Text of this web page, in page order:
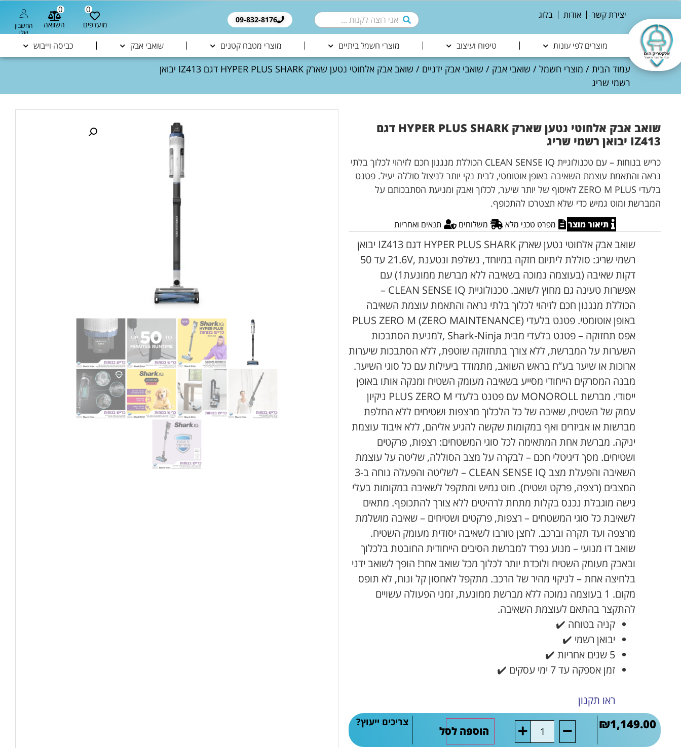
יצירת קשר אודות בלוג 09-832-8176​
מועדפים
0
השוואה
0
החשבון
שלי
מוצרים לפי עונות טיפוח ועיצוב מוצרי חשמל ביתיים מוצרי מטבח קטנים שואבי אבק כביסה וייבוש
עמוד הבית / מוצרי חשמל / שואבי אבק / שואבי אבק ידניים
/ שואב אבק אלחוטי נטען שארק HYPER PLUS SHARK דגם IZ413 יבואן
רשמי שריג
שואב אבק אלחוטי נטען שארק HYPER PLUS SHARK דגם
IZ413 יבואן רשמי שריג
כריש בנוחות – עם טכנולוגיית CLEAN SENSE IQ הכוללת מנגנון חכם לזיהוי לכלוך בלתי
נראה והתאמת עוצמת השאיבה באופן אוטומטי, לבית נקי יותר לניצול סוללה יעיל. פטנט
בלעדי ZERO M PLUS לאיסוף של יותר שיער, לכלוך ואבק ומניעת הסתבכותם על
המברשת ומוט גמיש כדי שלא תצטרכו להתכופף.
תיאור מוצר מפרט טכני מלא משלוחים תנאים ואחריות
שואב אבק אלחוטי נטען שארק HYPER PLUS SHARK דגם IZ413 יבואן
רשמי שריג: סוללת ליתיום חזקה במיוחד, נשלפת ונטענת ,21.6V עד 50
דקות שאיבה (בעוצמה נמוכה בשאיבה ללא מברשת ממונעת1) עם
אפשרות טעינה גם מחוץ לשואב. טכנולוגיית CLEAN SENSE IQ –
הכוללת מנגנון חכם לזיהוי לכלוך בלתי נראה והתאמת עוצמת השאיבה
באופן אוטומטי. פטנט בלעדי PLUS ZERO M (ZERO MAINTENANCE)
אפס תחזוקה – פטנט בלעדי מבית Shark-Ninja ,למניעת הסתבכות
השערות על המברשת, ללא צורך בתחזוקה שוטפת, ללא הסתבכות שיערות
ארוכות או שיער בע”ח בראש השואב, מתמודד ביעילות עם כל סוגי השיער.
מבנה המסרקים הייחודי מסייע בשאיבה מעומק השטיח ומנקה אותו באופן
ייסודי. מברשת MONOROLL עם פטנט בלעדי PLUS ZERO M ניקיון
עמוק של השטיח, שאיבה של כל הלכלוך מרצפות ושטיחים ללא החלפת
מברשות או אביזרים ואף במקומות שקשה להגיע אליהם, ללא איבוד עוצמת
יניקה. מברשת אחת המתאימה לכל סוגי המשטחים: רצפות, פרקטים
ושטיחים. מסך דיגיטלי חכם – לבקרה על מצב הסוללה, שליטה על עוצמת
השאיבה והפעלת מצב CLEAN SENSE IQ – לשליטה והפעלה נוחה ב-3
המצבים (רצפה, פרקט ושטיח). מוט גמיש ומתקפל לשאיבה במקומות בעלי
גישה מוגבלת נכנס בקלות מתחת לרהיטים ללא צורך להתכופף. מתאים
לשאיבת כל סוגי המשטחים – רצפות, פרקטים ושטיחים – שאיבה מושלמת
מרצפה ועד תקרה וברכב. לחצן טורבו לשאיבה יסודית מעומק השטיח.
שואב דו מנועי – מנוע נפרד למברשת הסיבים הייחודית החובטת בלכלוך
ובאבק מעומק השטיח ולוכדת יותר לכלוך מכל שואב אחר! הופך לשואב ידני
בלחיצה אחת – לניקוי מהיר של הרכב. מתקפל לאחסון קל ונוח, לא תופס
מקום. 1 בעוצמה נמוכה ללא מברשת ממונעת, זמני הפעולה עשויים
להתקצר בהתאם לעוצמת השאיבה.
קניה בטוחה ✔️
יבואן רשמי ✔️
5 שנים אחריות ✔️
זמן אספקה עד 7 ימי עסקים ✔️
ראו תקנון
₪1,149.00 הוספה לסל
צריכים ייעוץ?